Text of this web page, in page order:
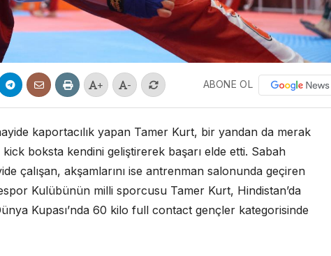
+ - ABONE OL
kaportacılık yapan Tamer Kurt, bir yandan da merak
kick boksta kendini geliştirerek başarı elde etti. Sabah
çalışan, akşamlarını ise antrenman salonunda geçiren
Kulübünün milli sporcusu Tamer Kurt, Hindistan’da
Kupası’nda 60 kilo full contact gençler kategorisinde